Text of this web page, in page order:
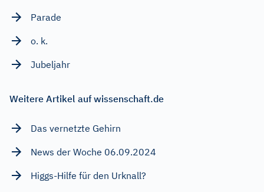
Parade
o. k.
Jubeljahr
Weitere Artikel auf wissenschaft.de
Das vernetzte Gehirn
News der Woche 06.09.2024
Higgs-Hilfe für den Urknall?